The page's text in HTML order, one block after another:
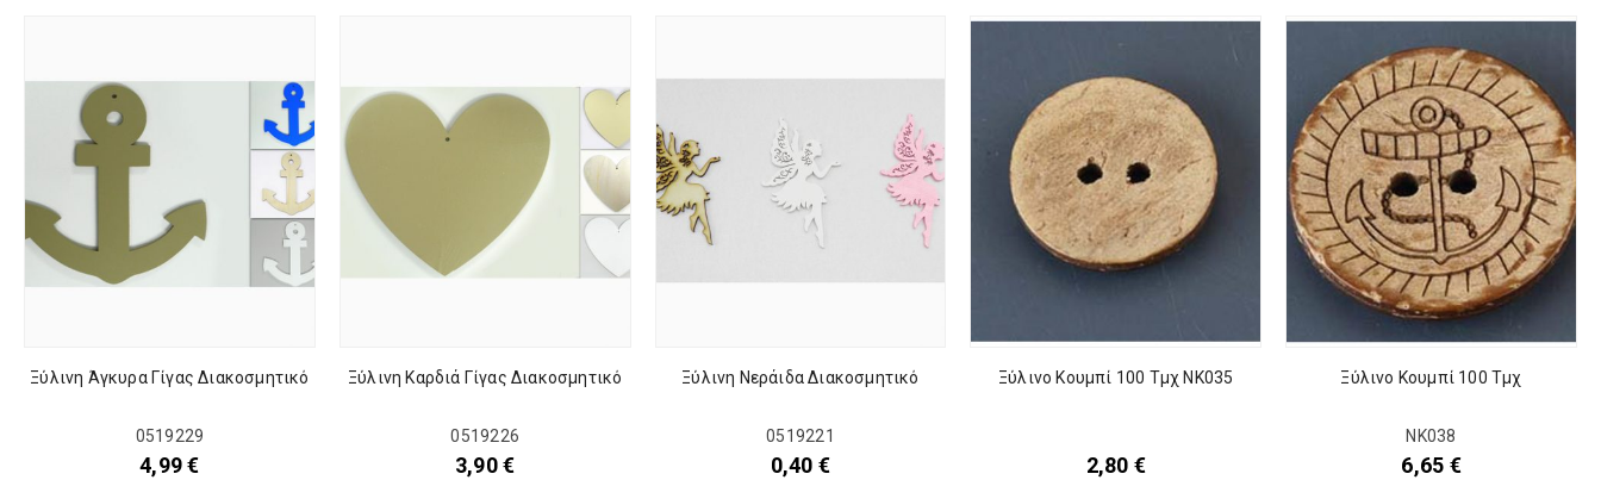
Ξύλινη Άγκυρα Γίγας Διακοσμητικό
0519229
4,99€
Ξύλινη Καρδιά Γίγας Διακοσμητικό
0519226
3,90€
Ξύλινη Νεράιδα Διακοσμητικό
0519221
0,40 €
Ξύλινο Κουμπί 100 Τμχ NK035
2,80 €
Ξύλινο Κουμπί 100 Τμχ
NK038
6,65 €